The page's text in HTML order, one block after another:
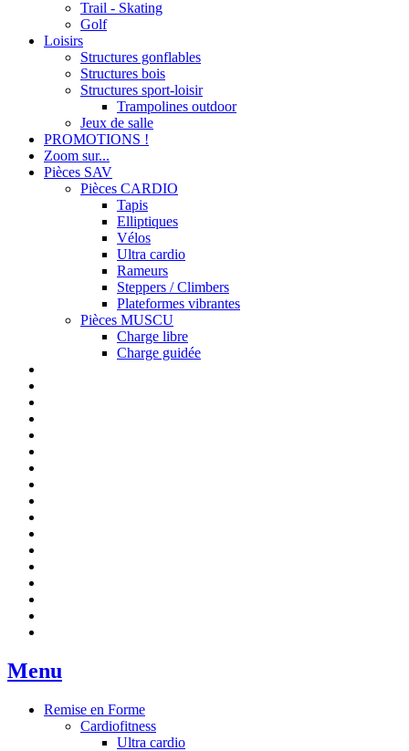
Trail - Skating
Golf
Loisirs
Structures gonflables
Structures bois
Structures sport-loisir
Trampolines outdoor
Jeux de salle
PROMOTIONS !
Zoom sur...
Pièces SAV
Pièces CARDIO
Tapis
Elliptiques
Vélos
Ultra cardio
Rameurs
Steppers / Climbers
Plateformes vibrantes
Pièces MUSCU
Charge libre
Charge guidée
Menu
Remise en Forme
Cardiofitness
Ultra cardio